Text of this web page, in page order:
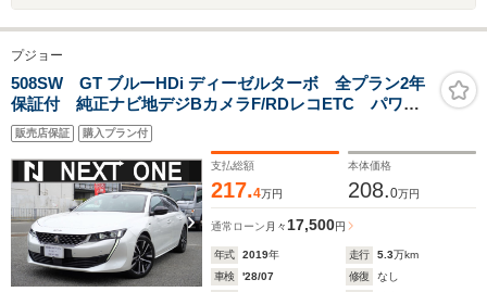
プジョー
508SW GT ブルーHDi ディーゼルターボ 全プラン2年
保証付 純正ナビ地デジBカメラF/RDレコETC パワー
バックドア マッサージ付きパワーシート シートヒー
ター ブラインドスポットモニター アクティブクルコ
ン フォーカルS 衝突軽減 LEDヘッドライト
販売店保証 購入プラン付
支払総額
217.4万円
本体価格
208.0万円
通常ローン 月々17,500円
年式 2019年 走行 5.3万km
車検
'28/07 修復
なし